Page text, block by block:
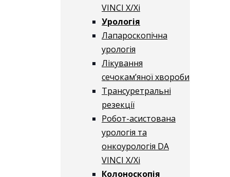
VINCI X/Xі
Урологія
Лапароскопічна
урологія
Лікування
сечокам’яної хвороби
Трансуретральні
резекції
Робот-асистована
урологія та
онкоурологія DA
VINCI X/Xі
Колоноскопія